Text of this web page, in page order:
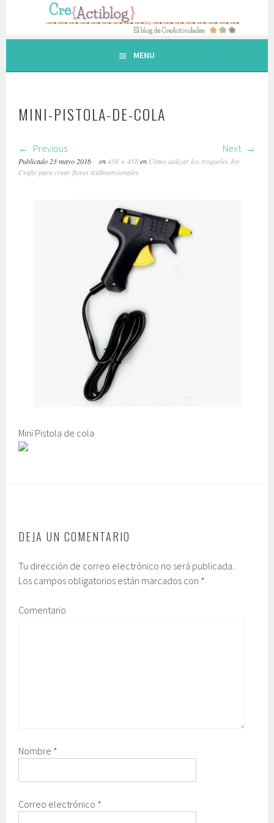
contenido.
MENU
MINI-PISTOLA-DE-COLA
Previous Next
Publicado 23 mayo 2016 en458 × 458en Cómo utilizar los troqueles Joy
Crafts para crear flores tridimensionales
Mini Pistola de cola
DEJA UN COMENTARIO
Tu dirección de correo electrónico no será publicada.
Los campos obligatorios están marcados con *
Comentario
Nombre *
Correo electrónico *